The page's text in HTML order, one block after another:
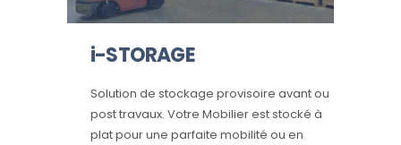
i-STORAGE
Solution de stockage provisoire avant ou
post travaux. Votre Mobilier est stocké à
plat pour une parfaite mobilité ou en